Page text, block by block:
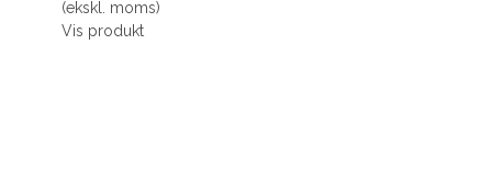
(ekskl. moms)
Vis produkt